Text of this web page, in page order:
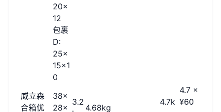
20×
12
包裹
D:
25×
15×1
0
威立森
合箱优
38×
28×
3.2
4.68kg
4.7k
4.7 ×
¥60